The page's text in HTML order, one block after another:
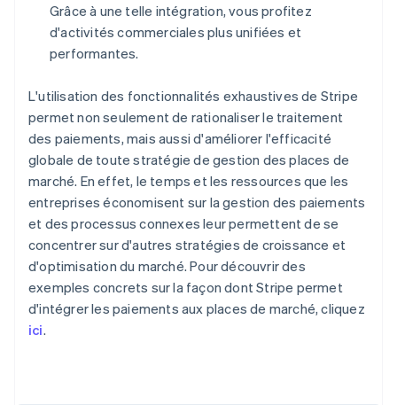
Grâce à une telle intégration, vous profitez
d'activités commerciales plus unifiées et
performantes.
L'utilisation des fonctionnalités exhaustives de Stripe
permet non seulement de rationaliser le traitement
des paiements, mais aussi d'améliorer l'efficacité
globale de toute stratégie de gestion des places de
marché. En effet, le temps et les ressources que les
entreprises économisent sur la gestion des paiements
et des processus connexes leur permettent de se
concentrer sur d'autres stratégies de croissance et
d'optimisation du marché. Pour découvrir des
exemples concrets sur la façon dont Stripe permet
d'intégrer les paiements aux places de marché, cliquez
ici.